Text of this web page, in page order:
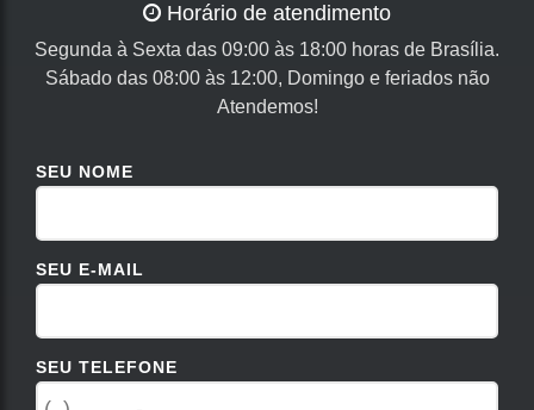
Horário de atendimento
Segunda à Sexta das 09:00 às 18:00 horas de Brasília.
Sábado das 08:00 às 12:00, Domingo e feriados não
Atendemos!
SEU NOME
SEU E-MAIL
SEU TELEFONE